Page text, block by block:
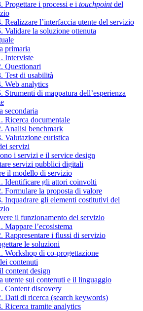
Progettare i processi e i touchpointdel
Realizzare l’interfaccia utente del servizio
Validare la soluzione ottenuta
primaria
Interviste
Questionari
Test di usabilità
Web analytics
Strumenti di mappatura dell’esperienza
secondaria
Ricerca documentale
Analisi benchmark
Valutazione euristica
servizi
i servizi e il service design
servizi pubblici digitali
il modello di servizio
Identificare gli attori coinvolti
Formulare la proposta di valore
Inquadrare gli elementi costitutivi del
il funzionamento del servizio
Mappare l’ecosistema
Rappresentare i flussi di servizio
le soluzioni
Workshop di co-progettazione
contenuti
content design
utente sui contenuti e il linguaggio
Content discovery
Dati di ricerca (search keywords)
Ricerca tramite analytics